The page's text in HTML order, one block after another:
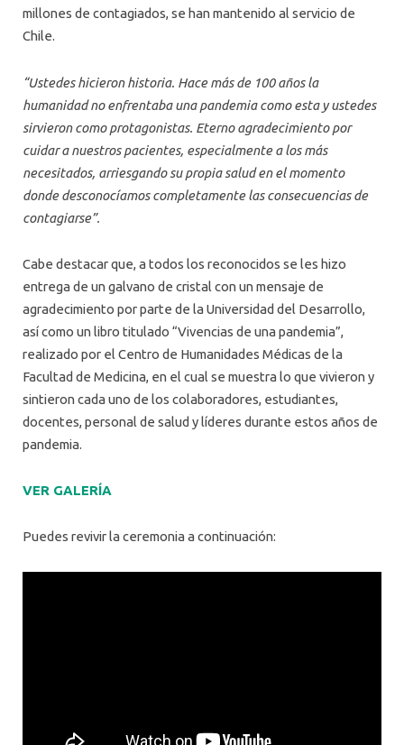
millones de contagiados, se han mantenido al servicio de
Chile.
“Ustedes hicieron historia. Hace más de 100 años la
humanidad no enfrentaba una pandemia como esta y ustedes
sirvieron como protagonistas. Eterno agradecimiento por
cuidar a nuestros pacientes, especialmente a los más
necesitados, arriesgando su propia salud en el momento
donde desconocíamos completamente las consecuencias de
contagiarse”.
Cabe destacar que, a todos los reconocidos se les hizo
entrega de un galvano de cristal con un mensaje de
agradecimiento por parte de la Universidad del Desarrollo,
así como un libro titulado “Vivencias de una pandemia”,
realizado por el Centro de Humanidades Médicas de la
Facultad de Medicina, en el cual se muestra lo que vivieron y
sintieron cada uno de los colaboradores, estudiantes,
docentes, personal de salud y líderes durante estos años de
pandemia.
VER GALERÍA
Puedes revivir la ceremonia a continuación: